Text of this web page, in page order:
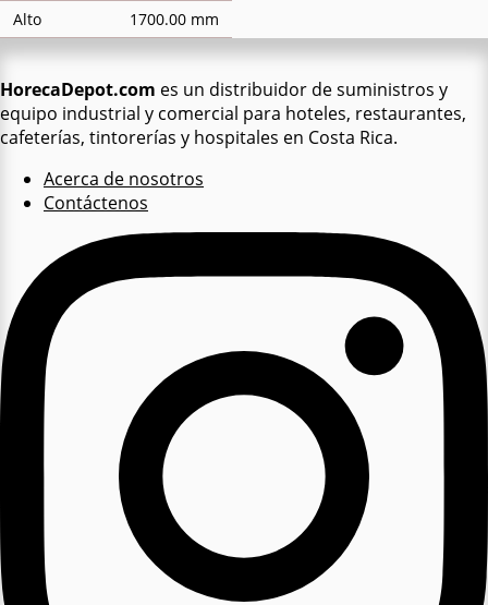
Alto
1700.00 mm
HorecaDepot.com es un distribuidor de suministros y
equipo industrial y comercial para hoteles, restaurantes,
cafeterías, tintorerías y hospitales en Costa Rica.
Acerca de nosotros
Contáctenos